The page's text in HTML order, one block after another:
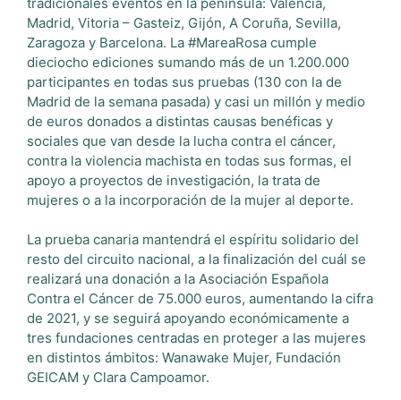
Madrid, Vitoria – Gasteiz, Gijón, A Coruña, Sevilla,
Zaragoza y Barcelona. La #MareaRosa cumple
dieciocho ediciones sumando más de un 1.200.000
participantes en todas sus pruebas (130 con la de
Madrid de la semana pasada) y casi un millón y medio
de euros donados a distintas causas benéficas y
sociales que van desde la lucha contra el cáncer,
contra la violencia machista en todas sus formas, el
apoyo a proyectos de investigación, la trata de
mujeres o a la incorporación de la mujer al deporte.
La prueba canaria mantendrá el espíritu solidario del
resto del circuito nacional, a la finalización del cuál se
realizará una donación a la Asociación Española
Contra el Cáncer de 75.000 euros, aumentando la cifra
de 2021, y se seguirá apoyando económicamente a
tres fundaciones centradas en proteger a las mujeres
en distintos ámbitos: Wanawake Mujer, Fundación
GEICAM y Clara Campoamor.